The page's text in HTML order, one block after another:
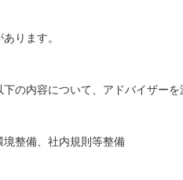
ります。
内容について、アドバイザーを
整備、社内規則等整備